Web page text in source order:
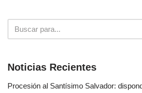
Noticias Recientes
Procesión al Santísimo Salvador: